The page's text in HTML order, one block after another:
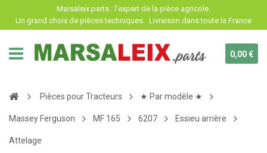
Marsaleix.parts : l'expert de la pièce agricole.
Un grand choix de pièces techniques. Livraison dans toute la France
0,00 €
Pièces pour Tracteurs ★ Par modèle ★
Massey Ferguson MF 165 6207 Essieu arrière
Attelage
Panneau de gestion des cookies